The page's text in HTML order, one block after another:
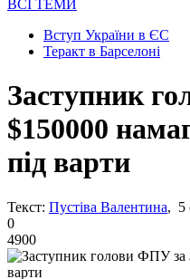
ВСІ ТЕМИ
Вступ України в ЄС
Теракт в Барселоні
Заступник
$150000
під варти
Текст: Пустіва Валентина, 5
0
4900